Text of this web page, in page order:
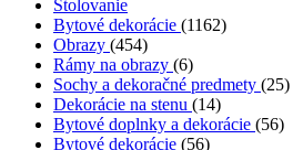
Stolovanie
Bytové dekorácie (1162)
Obrazy (454)
Rámy na obrazy (6)
Sochy a dekoračné predmety (25)
Dekorácie na stenu (14)
Bytové doplnky a dekorácie (56)
Bytové dekorácie (56)